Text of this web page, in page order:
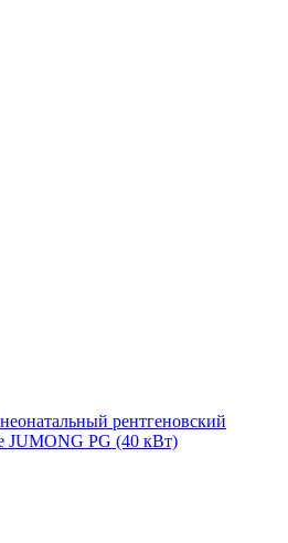
рентгеновский
JUMONG PG (40 кВт)